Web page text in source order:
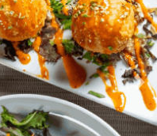
Next